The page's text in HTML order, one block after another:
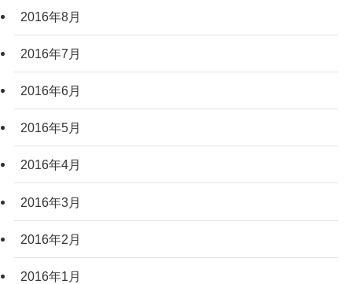
2016年8月
2016年7月
2016年6月
2016年5月
2016年4月
2016年3月
2016年2月
2016年1月